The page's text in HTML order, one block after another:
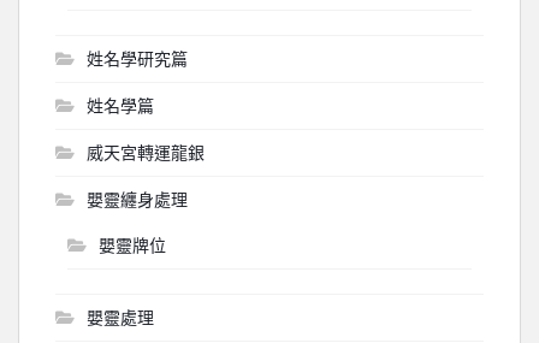
姓名學研究篇
姓名學篇
威天宮轉運龍銀
嬰靈纏身處理
嬰靈牌位
嬰靈處理